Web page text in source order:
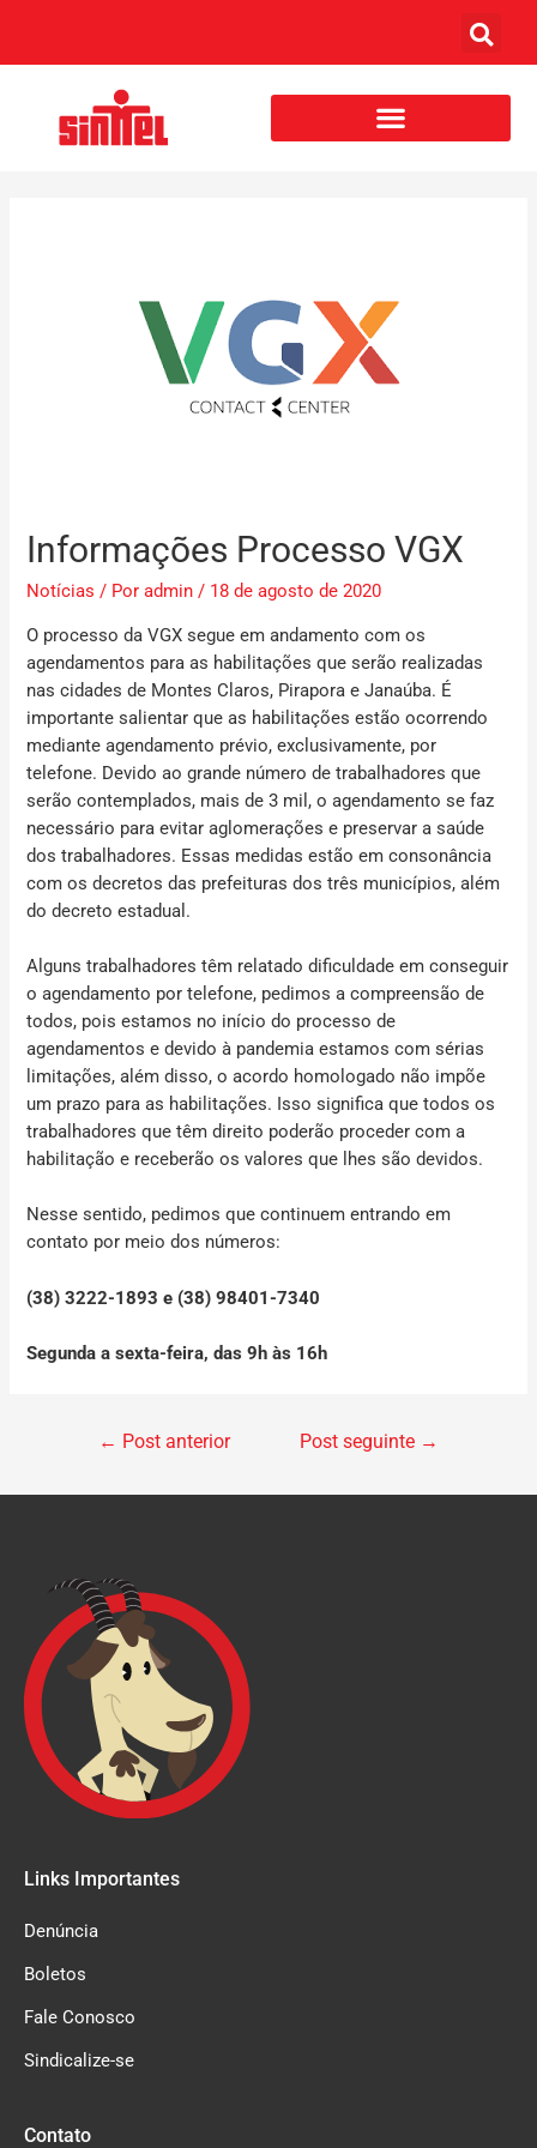
Informações Processo VGX
Notícias / Poradmin / 18 de agosto de 2020
O processo da VGX segue em andamento com os
agendamentos para as habilitações que serão realizadas
nas cidades de Montes Claros, Pirapora e Janaúba. É
importante salientar que as habilitações estão ocorrendo
mediante agendamento prévio, exclusivamente, por
telefone. Devido ao grande número de trabalhadores que
serão contemplados, mais de 3 mil, o agendamento se faz
necessário para evitar aglomerações e preservar a saúde
dos trabalhadores. Essas medidas estão em consonância
com os decretos das prefeituras dos três municípios, além
do decreto estadual.
Alguns trabalhadores têm relatado dificuldade em conseguir
o agendamento por telefone, pedimos a compreensão de
todos, pois estamos no início do processo de
agendamentos e devido à pandemia estamos com sérias
limitações, além disso, o acordo homologado não impõe
um prazo para as habilitações. Isso significa que todos os
trabalhadores que têm direito poderão proceder com a
habilitação e receberão os valores que lhes são devidos.
Nesse sentido, pedimos que continuem entrando em
contato por meio dos números:
(38) 3222-1893 e (38) 98401-7340
Segunda a sexta-feira, das 9h às 16h
← Post anterior Post seguinte →
Links Importantes
Denúncia
Boletos
Fale Conosco
Sindicalize-se
Contato